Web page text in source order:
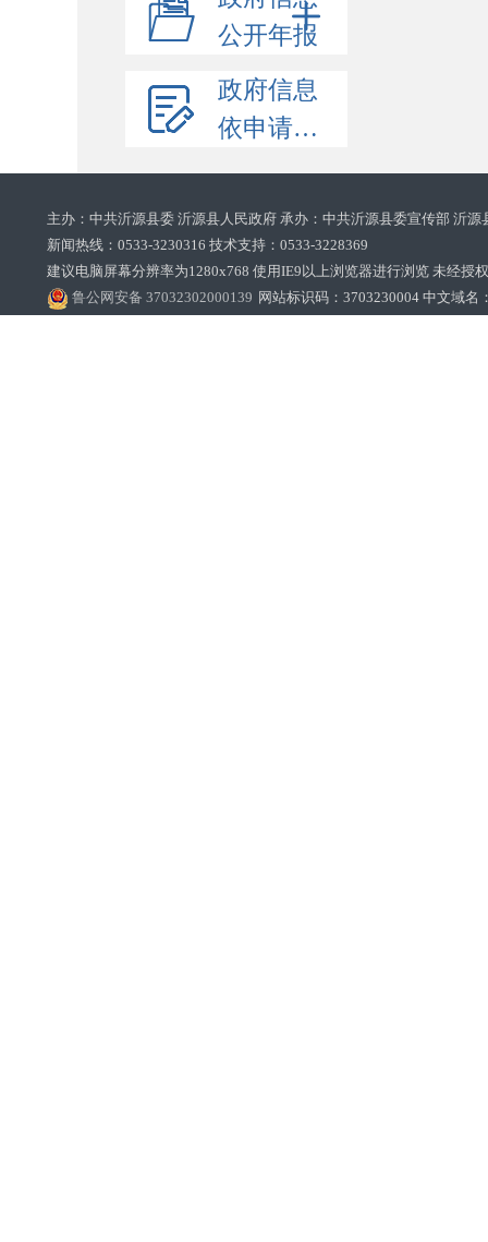
公开年报
政府信息
依申请公开
主办：中共沂源县委 沂源县人民政府 承办：中共沂源县委宣传部 沂
新闻热线：0533-3230316 技术支持：0533-3228369‌‌
建议电脑屏幕分辨率为1280x768 使用IE9以上浏览器进行浏览 未经授
鲁公网安备 37032302000139 网站标识码：3703230004 中文域名